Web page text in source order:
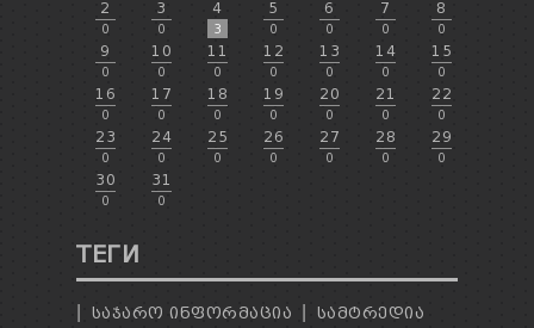
2
0
3
0
4
3
5
0
6
0
7
0
8
0
9
0
10
0
11
0
12
0
13
0
14
0
15
0
16
0
17
0
18
0
19
0
20
0
21
0
22
0
23
0
24
0
25
0
26
0
27
0
28
0
29
0
30
0
31
0
ТЕГИ
ᲡᲐᲯᲐᲠᲝ ᲘᲜᲤᲝᲠᲛᲐᲪᲘᲐ
ᲡᲐᲛᲢᲠᲔᲓᲘᲐ